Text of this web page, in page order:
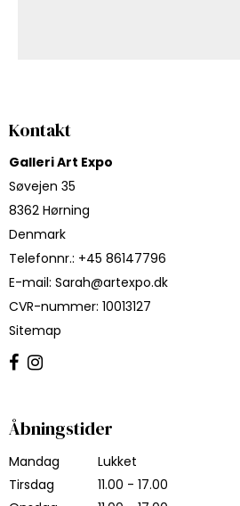
Kontakt
Galleri Art Expo
Søvejen 35
8362 Hørning
Denmark
Telefonnr.: +45 86147796
E-mail: Sarah@artexpo.dk
CVR-nummer: 10013127
Sitemap
Åbningstider
Mandag
Lukket
Tirsdag
11.00 - 17.00